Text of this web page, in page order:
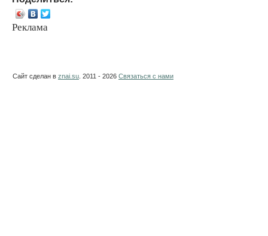
Реклама
Сайт сделан в znai.su . 2011 - 2026 Связаться с нами